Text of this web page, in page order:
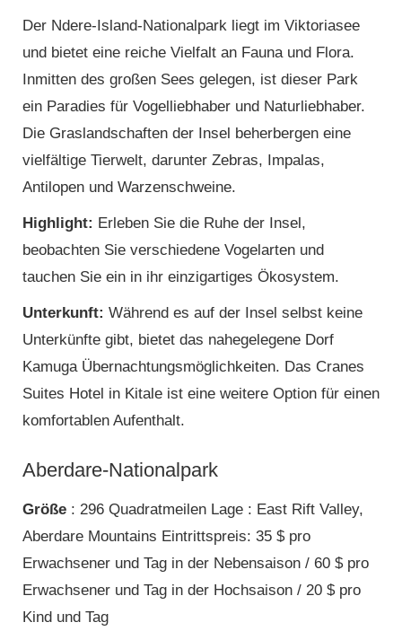
Der Ndere-Island-Nationalpark liegt im Viktoriasee
und bietet eine reiche Vielfalt an Fauna und Flora.
Inmitten des großen Sees gelegen, ist dieser Park
ein Paradies für Vogelliebhaber und Naturliebhaber.
Die Graslandschaften der Insel beherbergen eine
vielfältige Tierwelt, darunter Zebras, Impalas,
Antilopen und Warzenschweine.
Highlight: Erleben Sie die Ruhe der Insel,
beobachten Sie verschiedene Vogelarten und
tauchen Sie ein in ihr einzigartiges Ökosystem.
Unterkunft: Während es auf der Insel selbst keine
Unterkünfte gibt, bietet das nahegelegene Dorf
Kamuga Übernachtungsmöglichkeiten. Das Cranes
Suites Hotel in Kitale ist eine weitere Option für einen
komfortablen Aufenthalt.
Aberdare-Nationalpark
Größe : 296 Quadratmeilen Lage : East Rift Valley,
Aberdare Mountains Eintrittspreis: 35 $ pro
Erwachsener und Tag in der Nebensaison / 60 $ pro
Erwachsener und Tag in der Hochsaison / 20 $ pro
Kind und Tag